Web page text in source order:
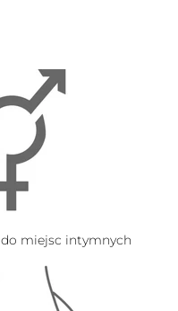
do miejsc intymnych